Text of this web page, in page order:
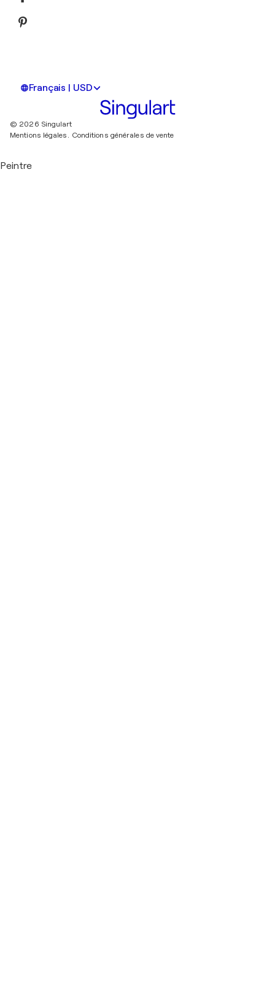
Français | USD
© 2026 Singulart
Mentions légales.
Conditions générales de vente
Peintre